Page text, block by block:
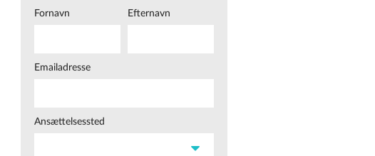
Fornavn Efternavn
Emailadresse
Ansættelsessted